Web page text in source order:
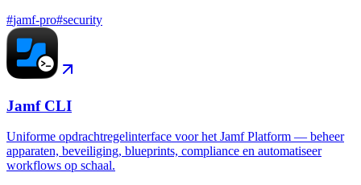
#jamf-pro#security
Jamf CLI
Uniforme opdrachtregelinterface voor het Jamf Platform — beheer
apparaten, beveiliging, blueprints, compliance en automatiseer
workflows op schaal.